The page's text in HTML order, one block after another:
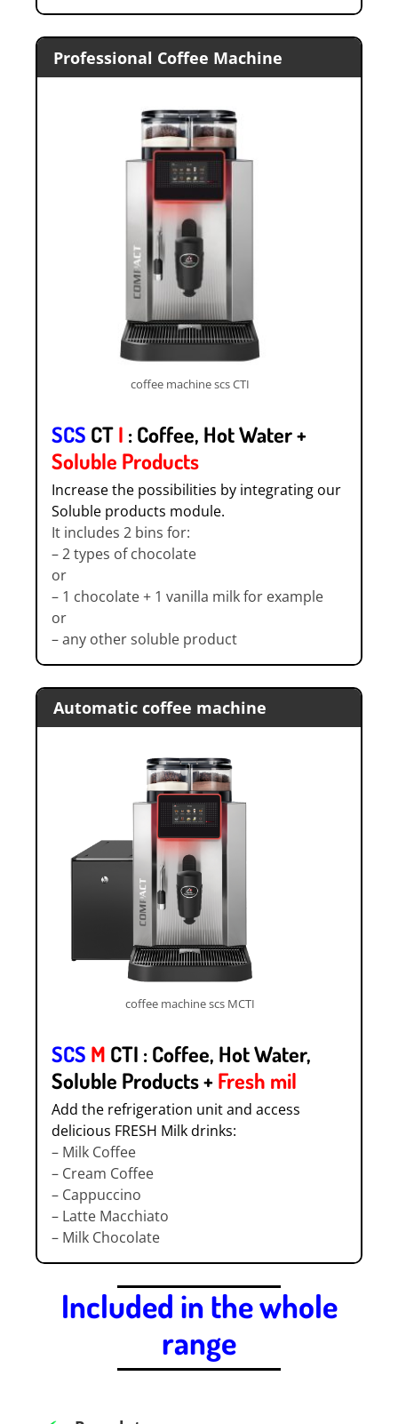
Professional Coffee Machine
coffee machine scs CTI
SCS CTI : Coffee, Hot Water +
Soluble Products
Increase the possibilities by integrating our
Soluble products module.
It includes 2 bins for:
– 2 types of chocolate
or
– 1 chocolate + 1 vanilla milk for example
or
– any other soluble product
Automatic coffee machine
coffee machine scs MCTI
SCS M CTI : Coffee, Hot Water,
Soluble Products +Fresh mil
Add the refrigeration unit and access
delicious FRESH Milk drinks:
– Milk Coffee
– Cream Coffee
– Cappuccino
– Latte Macchiato
– Milk Chocolate
Included in the whole
range